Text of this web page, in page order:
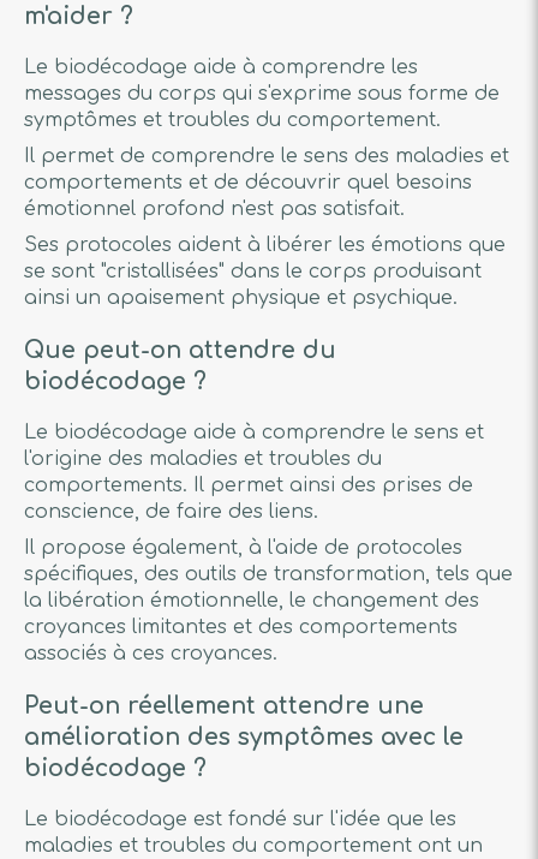
m'aider ?
Le biodécodage aide à comprendre les
messages du corps qui s'exprime sous forme de
symptômes et troubles du comportement.
Il permet de comprendre le sens des maladies et
comportements et de découvrir quel besoins
émotionnel profond n'est pas satisfait.
Ses protocoles aident à libérer les émotions que
se sont "cristallisées" dans le corps produisant
ainsi un apaisement physique et psychique.
Que peut-on attendre du
biodécodage ?
Le biodécodage aide à comprendre le sens et
l'origine des maladies et troubles du
comportements. Il permet ainsi des prises de
conscience, de faire des liens.
Il propose également, à l'aide de protocoles
spécifiques, des outils de transformation, tels que
la libération émotionnelle, le changement des
croyances limitantes et des comportements
associés à ces croyances.
Peut-on réellement attendre une
amélioration des symptômes avec le
biodécodage ?
Le biodécodage est fondé sur l'idée que les
maladies et troubles du comportement ont un